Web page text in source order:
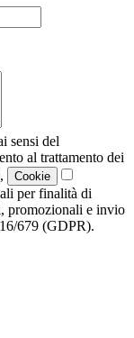
sensi del
al trattamento dei
, Cookie
per finalità di
promozionali e invio
679 (GDPR).